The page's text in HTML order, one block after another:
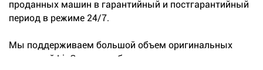
проданных машин в гарантийный и постгарантийный
период в режиме 24/7.
Мы поддерживаем большой объем оригинальных
запчастей LiuGong на собственных складах.